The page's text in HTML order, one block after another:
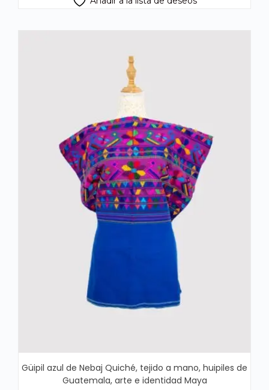
Güipil azul de Nebaj Quiché, tejido a mano, huipiles de
Guatemala, arte e identidad Maya